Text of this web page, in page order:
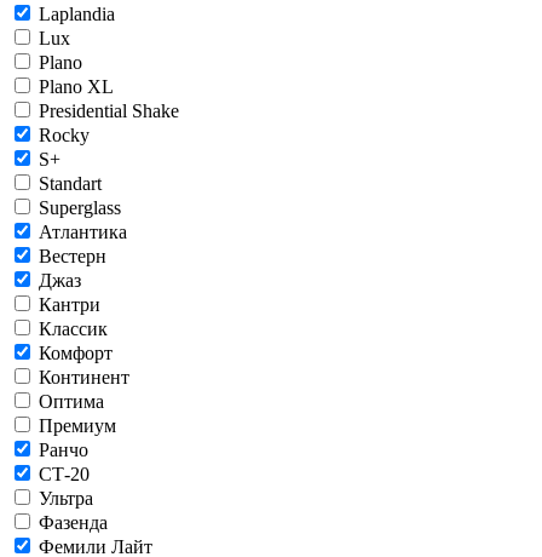
Laplandia
Lux
Plano
Plano XL
Presidential Shake
Rocky
S+
Standart
Superglass
Атлантика
Вестерн
Джаз
Кантри
Классик
Комфорт
Континент
Оптима
Премиум
Ранчо
СТ-20
Ультра
Фазенда
Фемили Лайт